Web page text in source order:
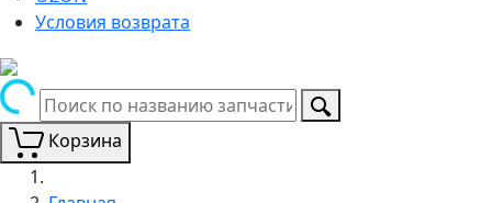
Условия возврата
Корзина